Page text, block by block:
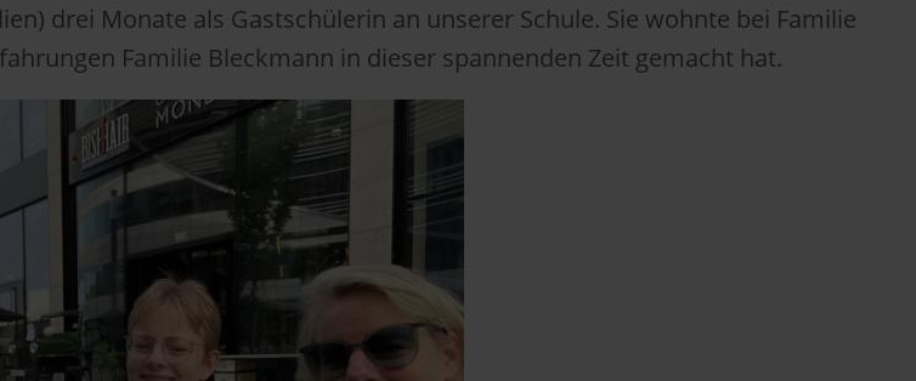
drei Monate als Gastschülerin an unserer Schule. Sie wohnte bei Familie
Familie Bleckmann in dieser spannenden Zeit gemacht hat.